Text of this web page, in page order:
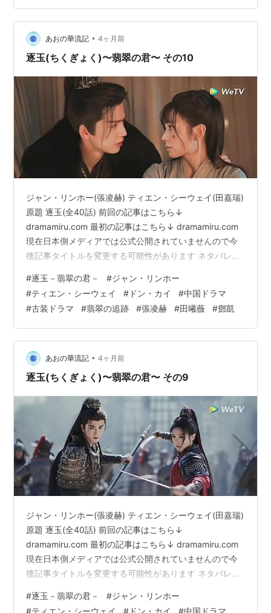
ら。 お返しに今度は長玉が見守る。 誰にも振り向かない
謝征だけど、長玉が投げた思い出の髪布はしっかりと
受… あおの華流記 • 4ヶ月前
逐玉(ちくぎょく)〜翡翠の君〜 その10
ジャン・リンホー(張凌赫) ティエン・シーウェイ(田嘉瑞)
原題 逐玉(全40話) 前回の記事はこちら↓
dramamiru.com 最初の記事はこちら↓ dramamiru.com
現在日本側メディアでは公式公開されていませんので今
後記事タイトルを変更する可能性があります ネタバレな
ラクター生死を含めネタバレＯＫな方のみどうぞ 主カプ
の目線の外では違う勢力図が展開されてる。 斉旻と李懐
安……というよりもじーさん(太傅)の方なんだけど、二人
は繋がっており暗躍してる。 李太傅は悪人だったね、と
いうよりは権力争いか？ 結局は太傅も丞相も権力争い…
#逐玉－翡翠の君－ #ジャン・リンホー
#ティエン・シーウェイ # ドン・カイ #中国ドラマ
#古装ドラマ #翡翠の追跡 #張凌赫 #田曦薇 #鄧凱
あおの華流記 • 4ヶ月前
逐玉(ちくぎょく)〜翡翠の君〜 その9
ジャン・リンホー(張凌赫) ティエン・シーウェイ(田嘉瑞)
原題 逐玉(全40話) 前回の記事はこちら↓
dramamiru.com 最初の記事はこちら↓ dramamiru.com
現在日本側メディアでは公式公開されていませんので今
後記事タイトルを変更する可能性があります ネタバレな
ラクター生死を含めネタバレＯＫな方のみどうぞ 盧城へ
#逐玉－翡翠の君－ #ジャン・リンホー
#ティエン・シーウェイ # ドン・カイ #中国ドラマ